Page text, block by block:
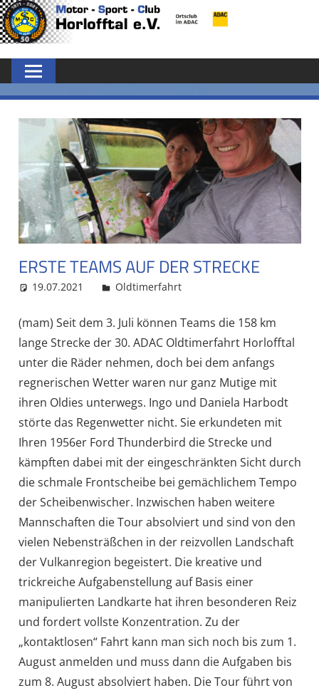
Zum
Inhalt
MSC
HORLOFFTAL
E.V.
ERSTE TEAMS AUF DER STRECKE
19.07.2021 admin
Oldtimerfahrt
(mam) Seit dem 3. Juli können Teams die 158 km
lange Strecke der 30. ADAC Oldtimerfahrt Horlofftal
unter die Räder nehmen, doch bei dem anfangs
regnerischen Wetter waren nur ganz Mutige mit
ihren Oldies unterwegs. Ingo und Daniela Harbodt
störte das Regenwetter nicht. Sie erkundeten mit
Ihren 1956er Ford Thunderbird die Strecke und
kämpften dabei mit der eingeschränkten Sicht durch
die schmale Frontscheibe bei gemächlichem Tempo
der Scheibenwischer. Inzwischen haben weitere
Mannschaften die Tour absolviert und sind von den
vielen Nebensträßchen in der reizvollen Landschaft
der Vulkanregion begeistert. Die kreative und
trickreiche Aufgabenstellung auf Basis einer
manipulierten Landkarte hat ihren besonderen Reiz
und fordert vollste Konzentration. Zu der
„kontaktlosen“ Fahrt kann man sich noch bis zum 1.
August anmelden und muss dann die Aufgaben bis
zum 8. August absolviert haben. Die Tour führt von